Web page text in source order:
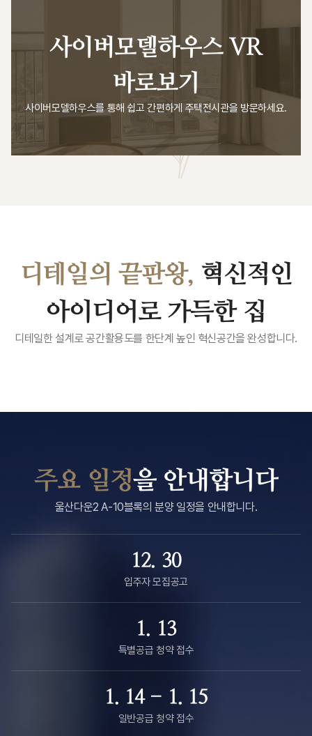
사이버모델하우스 VR
바로보기
사이버모델하우스를 통해 쉽고 간편하게 주택전시관을 방문하세요.
디테일의 끝판왕, 혁신적인
아이디어로 가득한 집
디테일한 설계로 공간활용도를 한단계 높인 혁신공간을 완성합니다.
주요 일정을 안내합니다
울산다운2 A-10블록의 분양 일정을 안내합니다.
12. 30
입주자 모집공고
1. 13
특별공급 청약 접수
1. 14 - 1. 15
일반공급 청약 접수